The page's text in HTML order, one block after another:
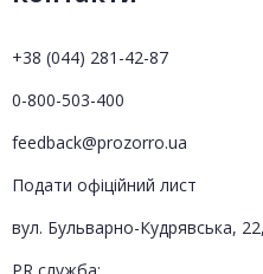
+38 (044) 281-42-87
0-800-503-400
feedback@prozorro.ua
Подати офіційний лист
вул. Бульварно-Кудрявська,
PR служба: